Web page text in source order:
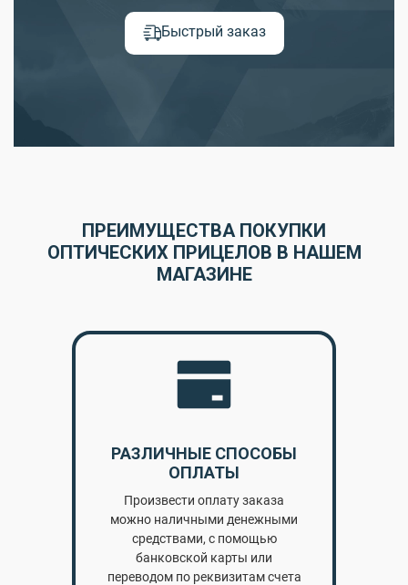
Быстрый заказ
ПРЕИМУЩЕСТВА ПОКУПКИ
ОПТИЧЕСКИХ ПРИЦЕЛОВ В НАШЕМ
МАГАЗИНЕ
РАЗЛИЧНЫЕ СПОСОБЫ
ОПЛАТЫ
Произвести оплату заказа
можно наличными денежными
средствами, с помощью
банковской карты или
переводом по реквизитам счета